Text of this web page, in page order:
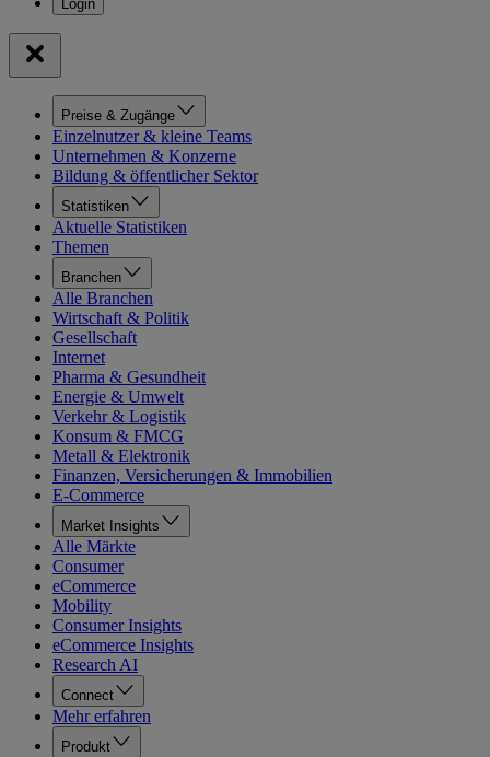
Preise & Zugänge
Einzelnutzer & kleine Teams
Unternehmen & Konzerne
Bildung & öffentlicher Sektor
Statistiken
Aktuelle Statistiken
Themen
Branchen
Alle Branchen
Wirtschaft & Politik
Gesellschaft
Internet
Pharma & Gesundheit
Energie & Umwelt
Verkehr & Logistik
Konsum & FMCG
Metall & Elektronik
Finanzen, Versicherungen & Immobilien
E-Commerce
Market Insights
Alle Märkte
Consumer
eCommerce
Mobility
Consumer Insights
eCommerce Insights
Research AI
Connect
Mehr erfahren
Produkt